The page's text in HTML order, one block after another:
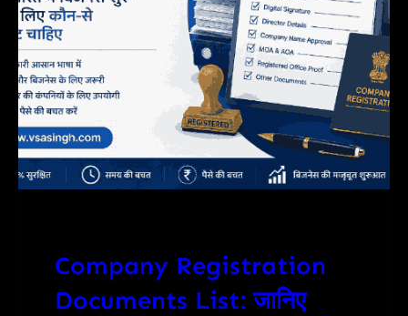
Company Registration
Documents List: जानिए